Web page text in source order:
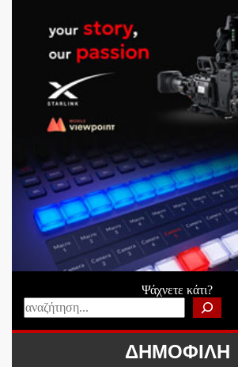
Ψάχνετε κάτι?
ΔΗΜΟΦΙΛΗ